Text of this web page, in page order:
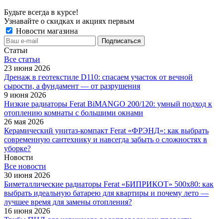
Будьте всегда в курсе!
Узнавайте о скидках и акциях первым
Новости магазина
Статьи
Все cтатьи
23 июня 2026
Дренаж в геотекстиле D110: спасаем участок от вечной
сырости, а фундамент — от разрушения
9 июня 2026
Низкие радиаторы Ferat BiMANGO 200/120: умный подход к
отоплению комнаты с большими окнами
26 мая 2026
Керамический унитаз-компакт Ferat «ФРЭНД»: как выбрать
современную сантехнику и навсегда забыть о сложностях в
уборке?
Новости
Все новости
30 июня 2026
Биметаллические радиаторы Ferat «БИПРИКОТ» 500x80: как
выбрать идеальную батарею для квартиры и почему лето —
лучшее время для замены отопления?
16 июня 2026